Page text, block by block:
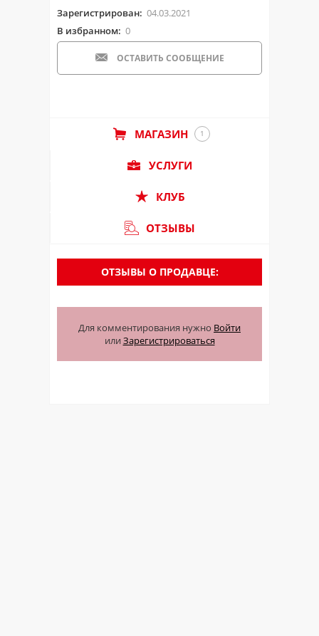
Зарегистрирован: 04.03.2021
В избранном: 0
ОСТАВИТЬ СООБЩЕНИЕ
МАГАЗИН 1
УСЛУГИ
КЛУБ
ОТЗЫВЫ
ОТЗЫВЫ О ПРОДАВЦЕ:
Для комментирования нужно Войти
или Зарегистрироваться